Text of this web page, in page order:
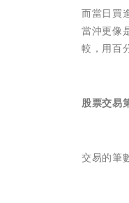
而當日買
當沖更像
較，用百
股票交易
交易的筆